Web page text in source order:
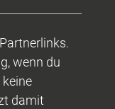
wenn du
damit